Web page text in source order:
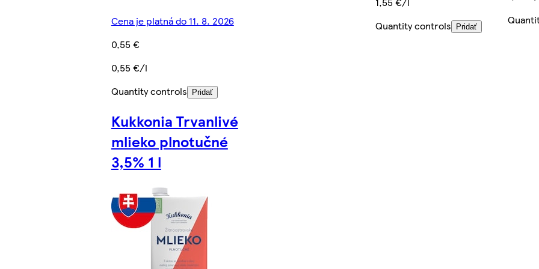
Cena je platná do 11. 8. 2026
0,55 €
0,55 €/l
Quantity controls
Pridať
Quantity controls
Pridať
Kukkonia Trvanlivé
mlieko plnotučné
3,5% 1 l